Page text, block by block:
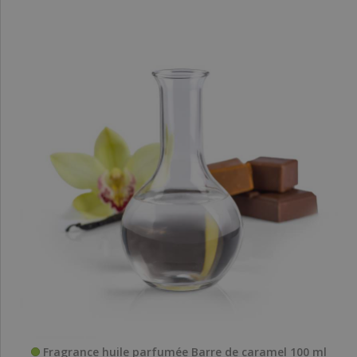
Fragrance huile parfumée Barre de caramel 100 ml